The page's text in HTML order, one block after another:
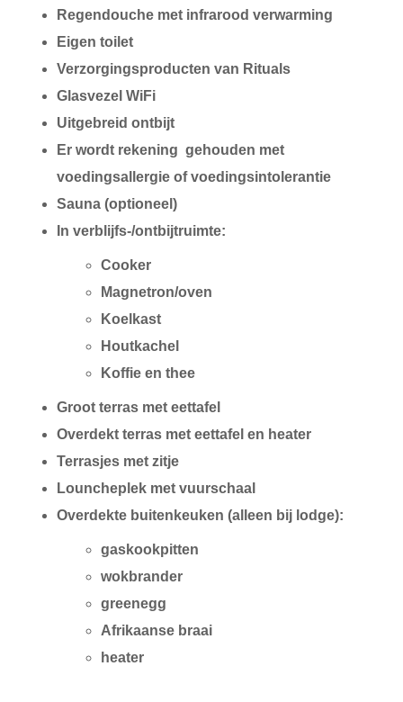
Regendouche met infrarood verwarming
Eigen toilet
Verzorgingsproducten van Rituals
Glasvezel WiFi
Uitgebreid ontbijt
Er wordt rekening gehouden met
voedingsallergie of voedingsintolerantie
Sauna (optioneel)
In verblijfs-/ontbijtruimte:
Cooker
Magnetron/oven
Koelkast
Houtkachel
Koffie en thee
Groot terras met eettafel
Overdekt terras met eettafel en heater
Terrasjes met zitje
Louncheplek met vuurschaal
Overdekte buitenkeuken (alleen bij lodge):
gaskookpitten
wokbrander
greenegg
Afrikaanse braai
heater